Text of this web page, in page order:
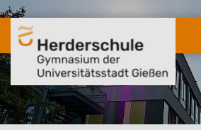
Springe
zum
Inhalt